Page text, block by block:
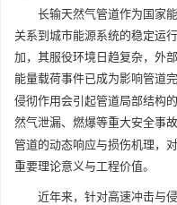
长输天然气管道作为国家
关系到城市能源系统的稳定运
加，其服役环境日趋复杂，外
能量载荷事件已成为影响管道
侵彻作用会引起管道局部结构
然气泄漏、燃爆等重大安全事故
管道的动态响应与损伤机理，
重要理论意义与工程价值。
近年来，针对高速冲击与